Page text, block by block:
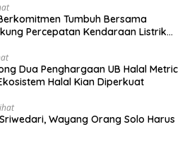
Tumbuh Bersama
Percepatan Kendaraan Listrik
Dua Penghargaan UB Halal Metric
Halal Kian Diperkuat
Wayang Orang Solo Harus